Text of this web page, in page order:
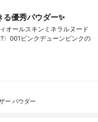
優秀パウダー✨
オールスキンミネラルヌード
〉001ピンクデューンピンクの
ー パウダー